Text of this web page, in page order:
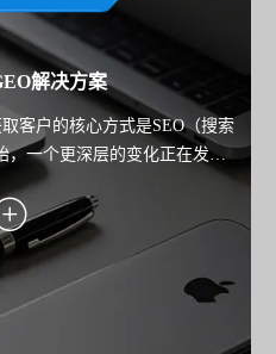
解决方案
客户的核心方式是SEO（搜索
，一个更深层的变化正在发生
始"询问AI"。 从 ChatGPT 到
产品，用户获取信息的路径正
答案"。 这也意味着： 企业网
竞争